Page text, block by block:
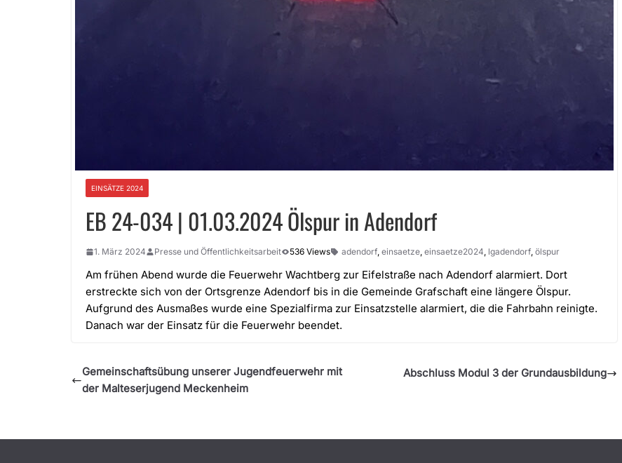
EINSÄTZE 2024
EB 24-034 | 01.03.2024 Ölspur in Adendorf
1. März 2024 Presse und Öffentlichkeitsarbeit 536 Views adendorf, einsaetze, einsaetze2024, lgadendorf, ölspur
Am frühen Abend wurde die Feuerwehr Wachtberg zur Eifelstraße nach Adendorf alarmiert. Dort
erstreckte sich von der Ortsgrenze Adendorf bis in die Gemeinde Grafschaft eine längere Ölspur.
Aufgrund des Ausmaßes wurde eine Spezialfirma zur Einsatzstelle alarmiert, die die Fahrbahn reinigte.
Danach war der Einsatz für die Feuerwehr beendet.
Gemeinschaftsübung unserer Jugendfeuerwehr mit
der Malteserjugend Meckenheim
Abschluss Modul 3 der Grundausbildung